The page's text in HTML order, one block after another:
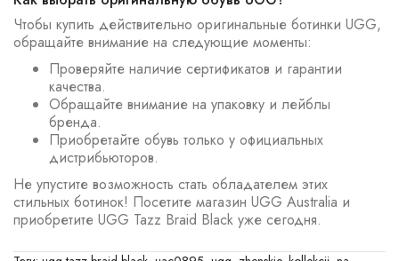
Чтобы купить действительно оригинальные ботинки UGG,
обращайте внимание на следующие моменты:
Проверяйте наличие сертификатов и гарантии
качества.
Обращайте внимание на упаковку и лейблы
бренда.
Приобретайте обувь только у официальных
дистрибьюторов.
Не упустите возможность стать обладателем этих
стильных ботинок! Посетите магазин UGG Australia и
приобретите UGG Tazz Braid Black уже сегодня.